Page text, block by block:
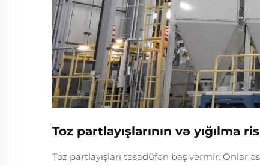
Toz partlayışlarının və yığılma
Toz partlayışları təsadüfən baş vermir. Onlar